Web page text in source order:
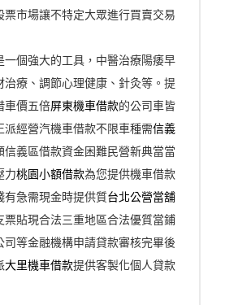
票市場讓不特定大眾進行買賣交易
個強大的工具，中醫治療陽痿早
療、調節心理健康、針灸等。提
車價五倍屏東機車借款的公司車皆
經營汽機車借款不限車種需信義
信義區借款資金困難民營新典當當
力桃園小額借款為您提供機車借款
急需現金時提供質台北公營當舖
票貼現合法三重地區合法優質當鋪
司等金融機構申請貸款審核完畢後
大里機車借款提供客製化個人貸款